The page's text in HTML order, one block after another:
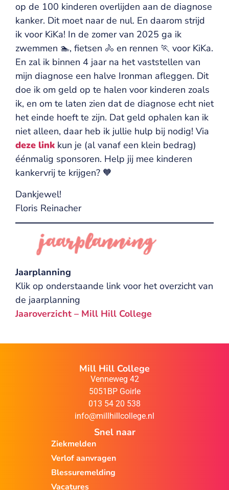
op de 100 kinderen overlijden aan de diagnose
kanker. Dit moet naar de nul. En daarom strijd
ik voor KiKa! In de zomer van 2025 ga ik
zwemmen 🏊, fietsen 🚴 en rennen 🏃 voor KiKa.
En zal ik binnen 4 jaar na het vaststellen van
mijn diagnose een halve Ironman afleggen. Dit
doe ik om geld op te halen voor kinderen zoals
ik, en om te laten zien dat de diagnose echt niet
het einde hoeft te zijn. Dat geld ophalen kan ik
niet alleen, daar heb ik jullie hulp bij nodig! Via
deze link kun je (al vanaf een klein bedrag)
éénmalig sponsoren. Help jij mee kinderen
kankervrij te krijgen? 🧡
Dankjewel!
Floris Reinacher
Jaarplanning
Klik op onderstaande link voor het overzicht van
de jaarplanning
Jaaroverzicht – Mill Hill College
Mill Hill College
Venneweg 42
5051BP Goirle
013 54 20 538
info@millhillcollege.nl
Snel naar
Ziekmelden
Verlof aanvragen
Blessuremelding
Vacatures